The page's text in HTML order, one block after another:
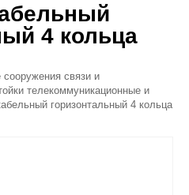
4 кольца
связи и
телекоммуникационные и
горизонтальный 4 кольца